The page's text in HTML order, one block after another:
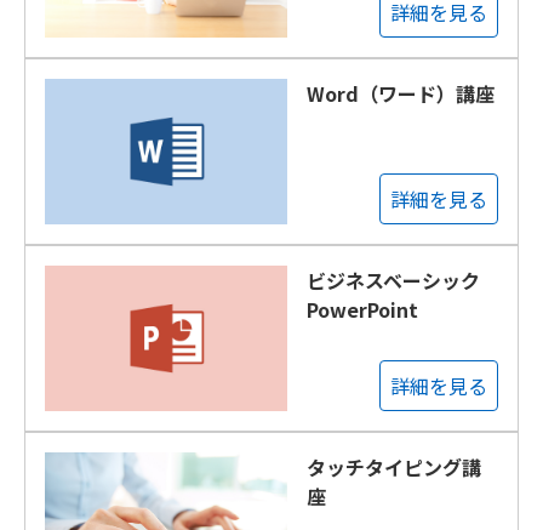
詳細を見る
Word（ワード）講座
詳細を見る
ビジネスベーシック
PowerPoint
詳細を見る
タッチタイピング講
座